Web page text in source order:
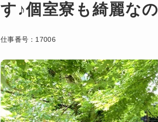
す♪個室寮も綺麗な
仕事番号： 17006